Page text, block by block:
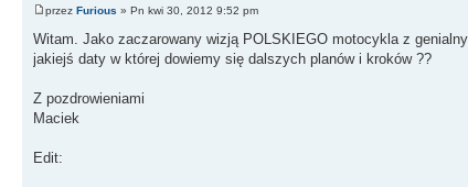
przez Furious » Pn kwi 30, 2012 9:52 pm
Witam. Jako zaczarowany wizją POLSKIEGO motocykla z
jakiejś daty w której dowiemy się dalszych planów i kroków ??
Z pozdrowieniami
Maciek
Edit: